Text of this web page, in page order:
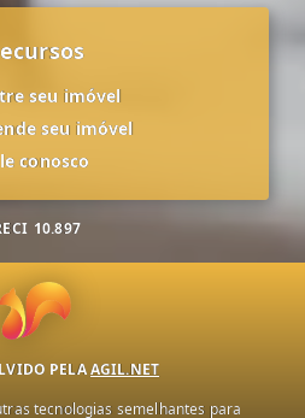
seu imóvel
seu imóvel
conosco
10.897
PELAAGIL.NET
tecnologias semelhantes para